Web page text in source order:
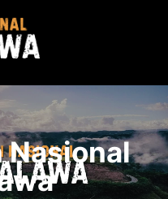
Nasional